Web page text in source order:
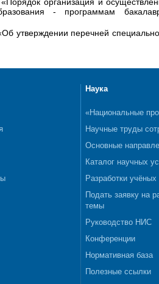
- программам
утверждении перечней
Наука
«Национальные
Научные труды
Основные
Каталог научных
Разработки учёных
Подать заявку на
темы
Руководство НИС
Конференции
Нормативная база
Полезные ссылки